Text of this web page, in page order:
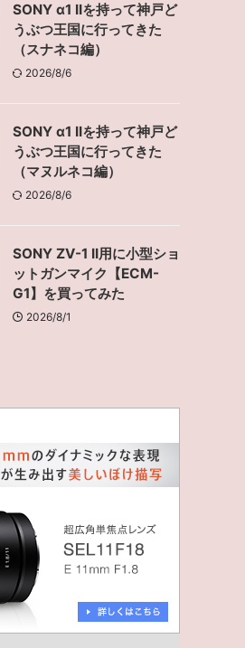
SONY α1 IIを持って神戸ど
うぶつ王国に行ってきた
（スナネコ編）
2026/8/6
SONY α1 IIを持って神戸ど
うぶつ王国に行ってきた
（マヌルネコ編）
2026/8/6
SONY ZV-1 II用に小型ショ
ットガンマイク【ECM-
G1】を買ってみた
2026/8/1